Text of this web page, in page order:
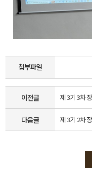
첨부파일
이전글 제 3기 3차
다음글 제 3기 2차